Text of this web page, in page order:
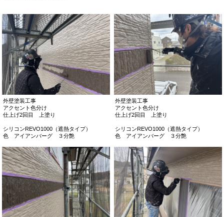
外壁塗装工事
アクセント色分け
仕上げ2回目 上塗り
シリコンREVO1000（遮熱タイプ）
色 アイアンバーグ ３分艶
外壁塗装工事
アクセント色分け
仕上げ2回目 上塗り
シリコンREVO1000（遮熱タイプ）
色 アイアンバーグ ３分艶